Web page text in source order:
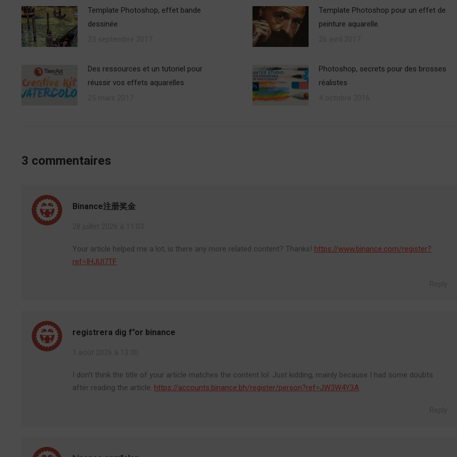
Template Photoshop, effet bande
dessinée
Template Photoshop pour un effet de
peinture aquarelle.
Des ressources et un tutoriel pour
réussir vos effets aquarelles
Photoshop, secrets pour des brosses
réalistes
3 commentaires
Binance注册奖金
Your article helped me a lot, is there any more related content? Thanks! https://www.binance.com/register?
ref=IHJUI7TF
registrera dig f"or binance
I don’t think the title of your article matches the content lol. Just kidding, mainly because I had some doubts
after reading the article. https://accounts.binance.bh/register/person?ref=JW3W4Y3A